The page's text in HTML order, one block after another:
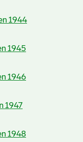
1944
1945
1946
1947
1948